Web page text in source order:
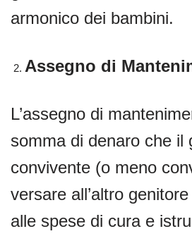
armonico dei bambini.
Assegno di
L’assegno di
somma di denaro che il
convivente (o meno
versare all’altro
alle spese di cura e